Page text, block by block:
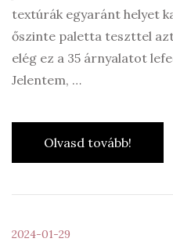
textúrák egyaránt helyet
őszinte paletta teszttel
elég ez a 35 árnyalatot
Jelentem, …
Olvasd tovább!
2024-01-29